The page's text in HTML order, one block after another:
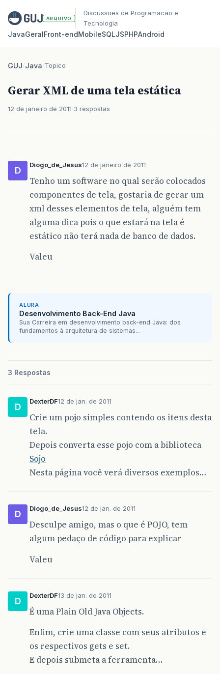
ARQUIVO
Discussoes de Programacao e
Tecnologia
JavaGeralFront‑endMobileSQLJSPHPAndroid
GUJ/Java/Topico
Gerar XML de uma tela estática
12 de janeiro de 2011 3 respostas
D
Diogo_de_Jesus12 de janeiro de 2011
Tenho um software no qual serão colocados
componentes de tela, gostaria de gerar um
xml desses elementos de tela, alguém tem
alguma dica pois o que estará na tela é
estático não terá nada de banco de dados.
Valeu
ALURA
Desenvolvimento Back-End Java
Sua Carreira em desenvolvimento back-end Java: dos
fundamentos à arquitetura de sistemas...
3 Respostas
D
DexterDF12 de jan. de 2011
Crie um pojo simples contendo os itens desta
tela.
Depois converta esse pojo com a biblioteca
Sojo
Nesta página você verá diversos exemplos…
D
Diogo_de_Jesus12 de jan. de 2011
Desculpe amigo, mas o que é POJO, tem
algum pedaço de código para explicar
Valeu
D
DexterDF13 de jan. de 2011
É uma Plain Old Java Objects.
Enfim, crie uma classe com seus atributos e
os respectivos gets e set.
E depois submeta a ferramenta…